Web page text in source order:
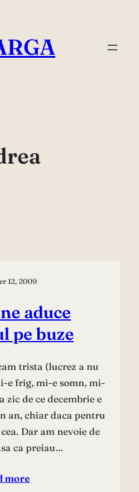
12, 2009
aduce
pe buze
trista (lucrez a nu
e frig, mi-e somn, mi-
zic de ce decembrie e
an, chiar daca pentru
Dar am nevoie de
ca preiau…
more